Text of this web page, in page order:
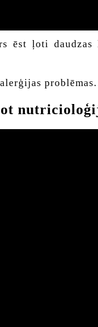
ēst ļoti
problēmas.